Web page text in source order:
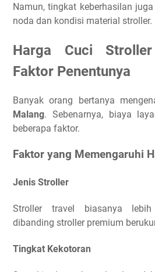
Namun, tingkat keberhasilan
noda dan kondisi material stroller.
Harga Cuci
Faktor Penentunya
Banyak orang bertanya
Malang. Sebenarnya, biaya
beberapa faktor.
Faktor yang Memengaruhi
Jenis Stroller
Stroller travel biasanya
dibanding stroller premium
Tingkat Kekotoran